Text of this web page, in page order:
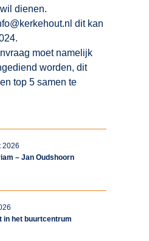
dienen.
dit kan
moet namelijk
worden, dit
top 5 samen te
2026
– Jan Oudshoorn
in het buurtcentrum